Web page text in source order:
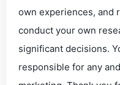
own experiences, and
conduct your own
significant decisions.
responsible for any